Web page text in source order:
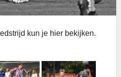
kun je hier bekijken.